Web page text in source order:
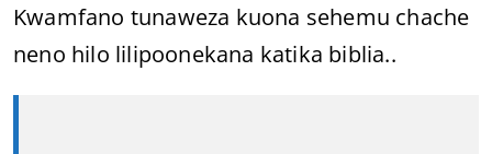
Kwamfano tunaweza kuona sehemu chache
neno hilo lilipoonekana katika biblia..